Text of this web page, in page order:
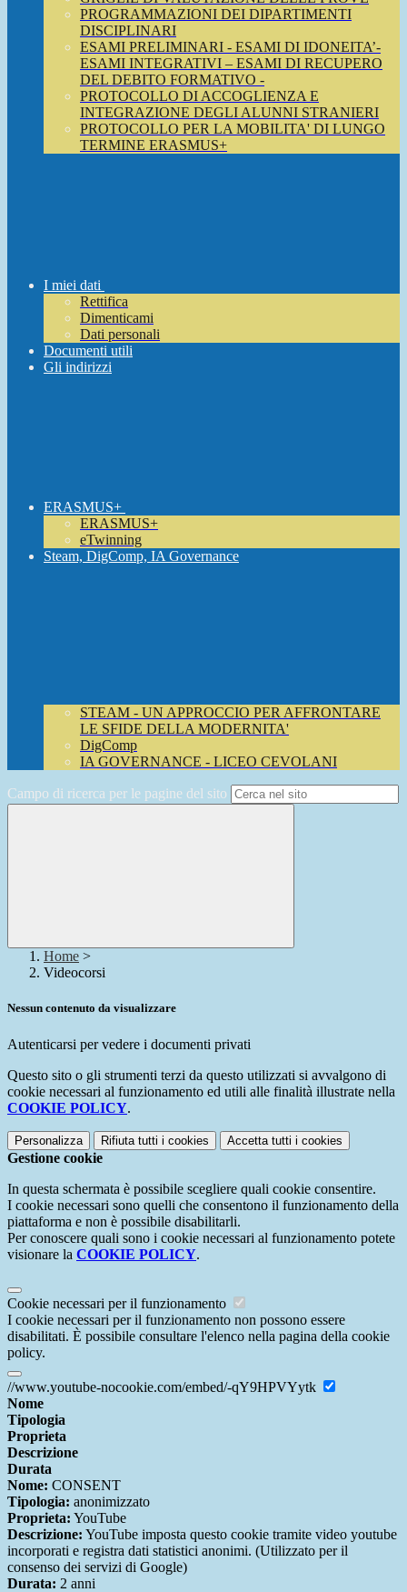
PROGRAMMAZIONI DEI DIPARTIMENTI
DISCIPLINARI
ESAMI PRELIMINARI - ESAMI DI IDONEITA’-
ESAMI INTEGRATIVI – ESAMI DI RECUPERO
DEL DEBITO FORMATIVO -
PROTOCOLLO DI ACCOGLIENZA E
INTEGRAZIONE DEGLI ALUNNI STRANIERI
PROTOCOLLO PER LA MOBILITA' DI LUNGO
TERMINE ERASMUS+
I miei dati
Rettifica
Dimenticami
Dati personali
Documenti utili
Gli indirizzi
ERASMUS+
ERASMUS+
eTwinning
Steam, DigComp, IA Governance
STEAM - UN APPROCCIO PER AFFRONTARE
LE SFIDE DELLA MODERNITA'
DigComp
IA GOVERNANCE - LICEO CEVOLANI
Campo di ricerca per le pagine del sito
Home >
Videocorsi
Nessun contenuto da visualizzare
Autenticarsi per vedere i documenti privati
Questo sito o gli strumenti terzi da questo utilizzati si avvalgono di
cookie necessari al funzionamento ed utili alle finalità illustrate nella
COOKIE POLICY.
Personalizza Rifiuta tutti i cookies Accetta tutti i cookies
Gestione cookie
In questa schermata è possibile scegliere quali cookie consentire.
I cookie necessari sono quelli che consentono il funzionamento della
piattaforma e non è possibile disabilitarli.
Per conoscere quali sono i cookie necessari al funzionamento potete
visionare la COOKIE POLICY.
Cookie necessari per il funzionamento
I cookie necessari per il funzionamento non possono essere
disabilitati. È possibile consultare l'elenco nella pagina della cookie
policy.
//www.youtube-nocookie.com/embed/-qY9HPVYytk
Nome
Tipologia
Proprieta
Descrizione
Durata
Nome: CONSENT
Tipologia: anonimizzato
Proprieta: YouTube
Descrizione: YouTube imposta questo cookie tramite video youtube
incorporati e registra dati statistici anonimi. (Utilizzato per il
consenso dei servizi di Google)
Durata: 2 anni